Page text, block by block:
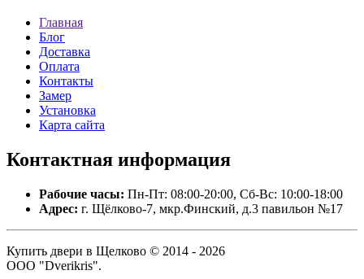
Главная
Блог
Доставка
Оплата
Контакты
Замер
Установка
Карта сайта
Контактная информация
Рабочие часы: Пн-Пт: 08:00-20:00, Сб-Вс: 10:00-18:00
Адрес: г. Щёлково-7, мкр.Финский, д.3 павильон №17
Купить двери в Щелково © 2014 - 2026
ООО "Dverikris".